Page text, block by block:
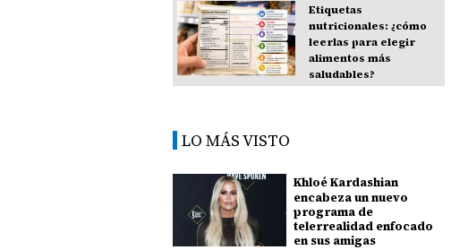
Etiquetas
nutricionales: ¿cómo
leerlas para elegir
alimentos más
saludables?
LO MÁS VISTO
Khloé Kardashian
encabeza un nuevo
programa de
telerrealidad enfocado
en sus amigas